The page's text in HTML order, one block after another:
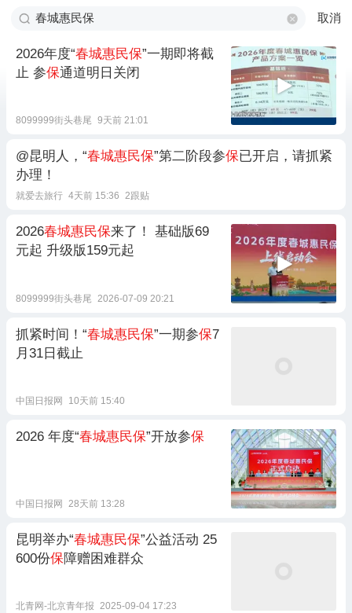
取消
2026年度“春城惠民保”一期即将截
止 参保通道明日关闭
8099999街头巷尾 9天前 21:01
@昆明人，“春城惠民保”第二阶段参保已开启，请抓紧
办理！
就爱去旅行 4天前 15:36 2跟贴
2026春城惠民保来了！ 基础版69
元起 升级版159元起
8099999街头巷尾 2026-07-09 20:21
抓紧时间！“春城惠民保”一期参保7
月31日截止
中国日报网 10天前 15:40
2026 年度“春城惠民保”开放参保
中国日报网 28天前 13:28
昆明举办“春城惠民保”公益活动 25
600份保障赠困难群众
北青网-北京青年报 2025-09-04 17:23